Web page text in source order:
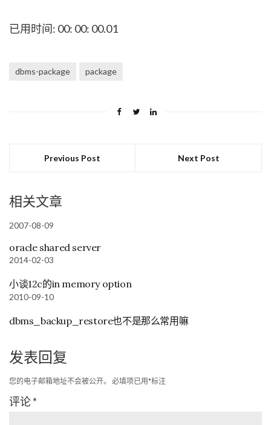
已用时间: 00: 00: 00.01
dbms-package package
Previous Post Next Post
相关文章
2007-08-09
oracle shared server
2014-02-03
小谈12c的in memory option
2010-09-10
dbms_backup_restore也不是那么常用嘛
发表回复
您的电子邮箱地址不会被公开。 必填项已用*标注
评论*